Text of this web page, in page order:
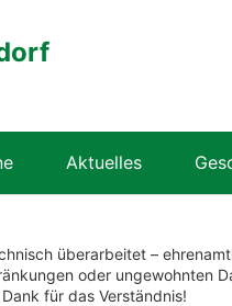
Aktuelles
überarbeitet –
oder ungewohnten
Dank für das Verständnis!